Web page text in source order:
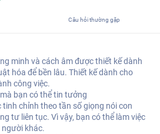
Câu hỏi thường gặp
minh và cách âm được thiết kế dành
hóa để bền lâu. Thiết kế dành cho
công việc.
bạn có thể tin tưởng
chỉnh theo tần số giọng nói con
tư liên tục. Vì vậy, bạn có thể làm việc
khác.